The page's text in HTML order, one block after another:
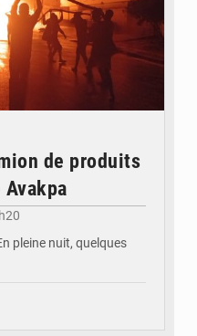
de produits
pleine nuit, quelques